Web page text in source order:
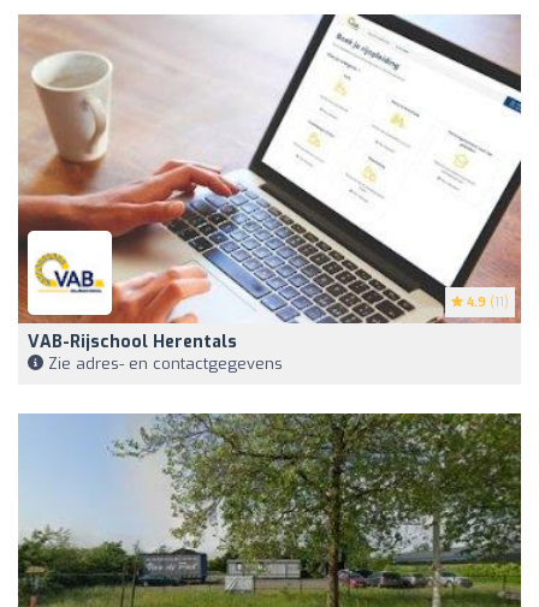
4.9 (11)
VAB-Rijschool Herentals
Zie adres- en contactgegevens